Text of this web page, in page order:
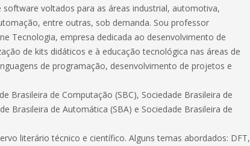
voltados para as áreas industrial, automotiva,
entre outras, sob demanda. Sou professor
Tecnologia, empresa dedicada ao desenvolvimento de
de kits didáticos e à educação tecnológica nas áreas de
de programação, desenvolvimento de projetos e
Brasileira de Computação (SBC), Sociedade Brasileira de
Brasileira de Automática (SBA) e Sociedade Brasileira de
literário técnico e científico. Alguns temas abordados: DFT,